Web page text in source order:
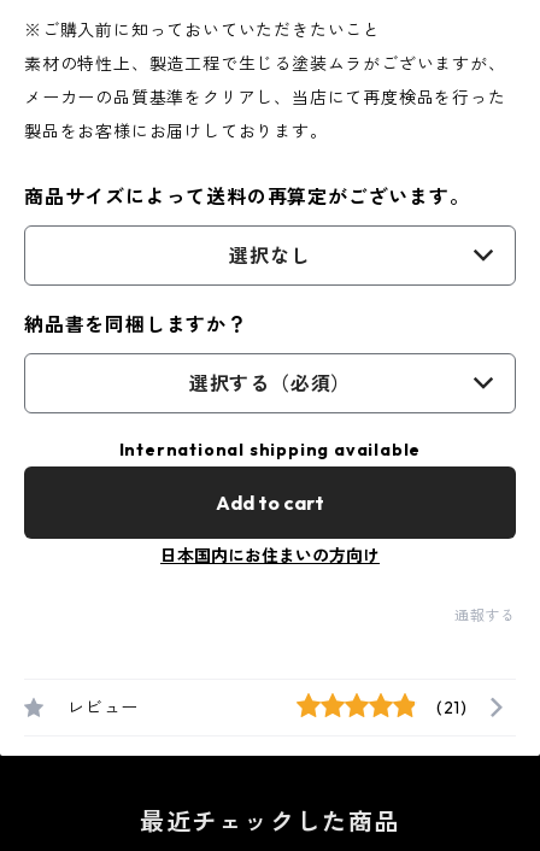
※ご購入前に知っておいていただきたいこと
素材の特性上、製造工程で生じる塗装ムラがございますが、
メーカーの品質基準をクリアし、当店にて再度検品を行った
製品をお客様にお届けしております。
商品サイズによって送料の再算定がございます。
選択なし
納品書を同梱しますか？
選択する（必須）
International shipping available
Add to cart
日本国内にお住まいの方向け
通報する
レビュー (21)
最近チェックした商品